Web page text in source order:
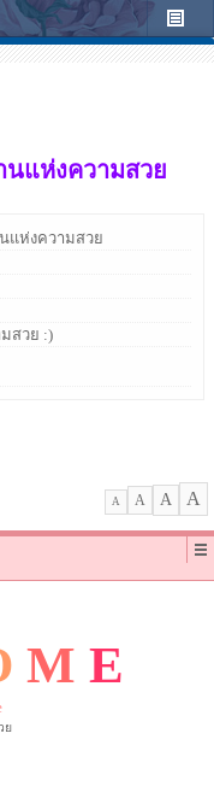
นแห่งความสวย
นแห่งความสวย
สวย :)
A A A A
M E
ย